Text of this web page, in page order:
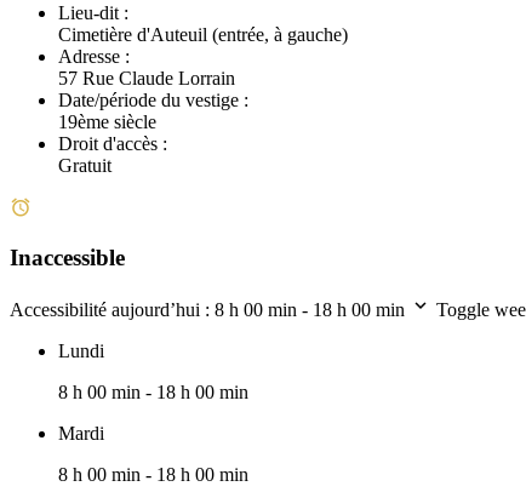
Lieu-dit :
Cimetière d'Auteuil (entrée, à gauche)
Adresse :
57 Rue Claude Lorrain
Date/période du vestige :
19ème siècle
Droit d'accès :
Gratuit
Inaccessible
Accessibilité aujourd’hui : 8 h 00 min - 18 h 00 min
Toggle
Lundi
8 h 00 min - 18 h 00 min
Mardi
8 h 00 min - 18 h 00 min